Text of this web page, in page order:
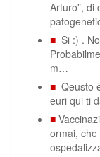
Arturo”, di
■ Si :) .
m…
■ Qeusto
euri qui ti
■
ormai,